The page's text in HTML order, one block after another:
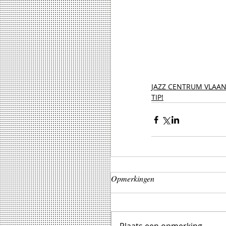
JAZZ CENTRUM
TIP!
Opmerkingen